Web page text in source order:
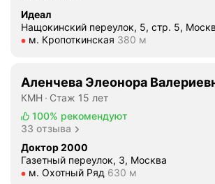
Идеал
Нащокинский переулок, 5, стр. 5,
Метро м. Кропоткинская Расстояние
м. Кропоткинская 380 м
Аленчева Элеонора
КМН
Стаж 15 лет
100% рекомендуют
33 отзыва
Доктор 2000
Газетный переулок, 3, Москва
Метро м. Охотный Ряд Расстояние 630 м
м. Охотный Ряд 630 м